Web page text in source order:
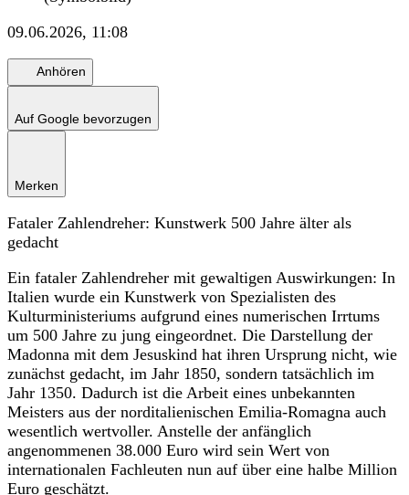
09.06.2026, 11:08
Anhören
Auf Google bevorzugen
Merken
Fataler Zahlendreher: Kunstwerk 500 Jahre älter als
gedacht
Ein fataler Zahlendreher mit gewaltigen Auswirkungen: In
Italien wurde ein Kunstwerk von Spezialisten des
Kulturministeriums aufgrund eines numerischen Irrtums
um 500 Jahre zu jung eingeordnet. Die Darstellung der
Madonna mit dem Jesuskind hat ihren Ursprung nicht, wie
zunächst gedacht, im Jahr 1850, sondern tatsächlich im
Jahr 1350. Dadurch ist die Arbeit eines unbekannten
Meisters aus der norditalienischen Emilia-Romagna auch
wesentlich wertvoller. Anstelle der anfänglich
angenommenen 38.000 Euro wird sein Wert von
internationalen Fachleuten nun auf über eine halbe Million
Euro geschätzt.